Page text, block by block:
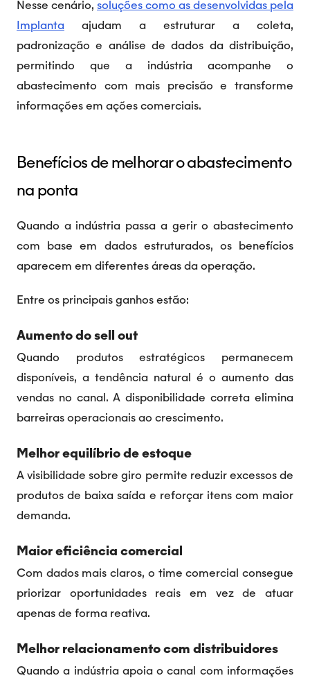
Nesse cenário, soluções como as desenvolvidas pela
Implanta ajudam a estruturar a coleta,
padronização e análise de dados da distribuição,
permitindo que a indústria acompanhe o
abastecimento com mais precisão e transforme
informações em ações comerciais.
Benefícios de melhorar o abastecimento
na ponta
Quando a indústria passa a gerir o abastecimento
com base em dados estruturados, os benefícios
aparecem em diferentes áreas da operação.
Entre os principais ganhos estão:
Aumento do sell out
Quando produtos estratégicos permanecem
disponíveis, a tendência natural é o aumento das
vendas no canal. A disponibilidade correta elimina
barreiras operacionais ao crescimento.
Melhor equilíbrio de estoque
A visibilidade sobre giro permite reduzir excessos de
produtos de baixa saída e reforçar itens com maior
demanda.
Maior eficiência comercial
Com dados mais claros, o time comercial consegue
priorizar oportunidades reais em vez de atuar
apenas de forma reativa.
Melhor relacionamento com distribuidores
Quando a indústria apoia o canal com informações